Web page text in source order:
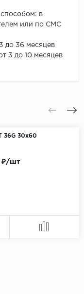
в
или по СМС
до 36 месяцев
3 до 10 месяцев
36G 30x60
₽/шт